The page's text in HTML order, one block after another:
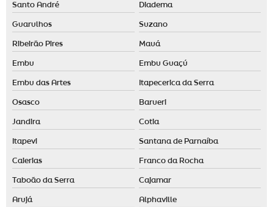
Santo André Diadema
Guarulhos Suzano
Ribeirão Pires Mauá
Embu Embu Guaçú
Embu das Artes Itapecerica da Serra
Osasco Barueri
Jandira Cotia
Itapevi Santana de Parnaíba
Caierias Franco da Rocha
Taboão da Serra Cajamar
Arujá Alphaville